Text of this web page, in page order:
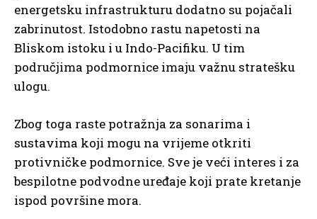
energetsku infrastrukturu dodatno su pojačali
zabrinutost. Istodobno rastu napetosti na
Bliskom istoku i u Indo-Pacifiku. U tim
područjima podmornice imaju važnu stratešku
ulogu.
Zbog toga raste potražnja za sonarima i
sustavima koji mogu na vrijeme otkriti
protivničke podmornice. Sve je veći interes i za
bespilotne podvodne uređaje koji prate kretanje
ispod površine mora.